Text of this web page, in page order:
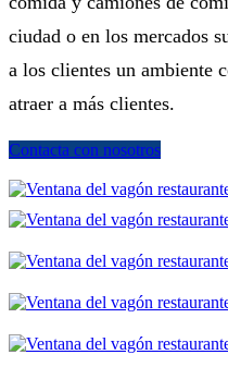
ciudad o en los mercados
a los clientes un ambiente
atraer a más clientes.
Contacta con nosotros